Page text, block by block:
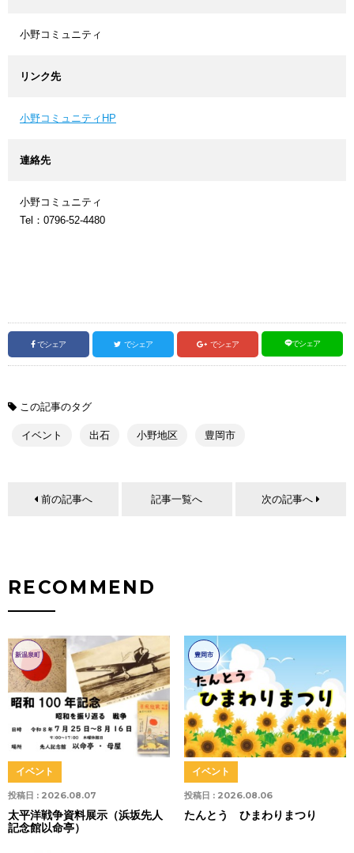
小野コミュニティ
リンク先
小野コミュニティHP
連絡先
小野コミュニティ
Tel：0796-52-4480
でシェア でシェア でシェア でシェア
この記事のタグ
イベント 出石 小野地区 豊岡市
前の記事へ 記事一覧へ 次の記事へ
RECOMMEND
新温泉町
投稿日 : 2026.08.07
イベント
太平洋戦争資料展示（浜坂先人
記念館以命亭）
豊岡市
投稿日 : 2026.08.06
イベント
たんとう ひまわりまつり